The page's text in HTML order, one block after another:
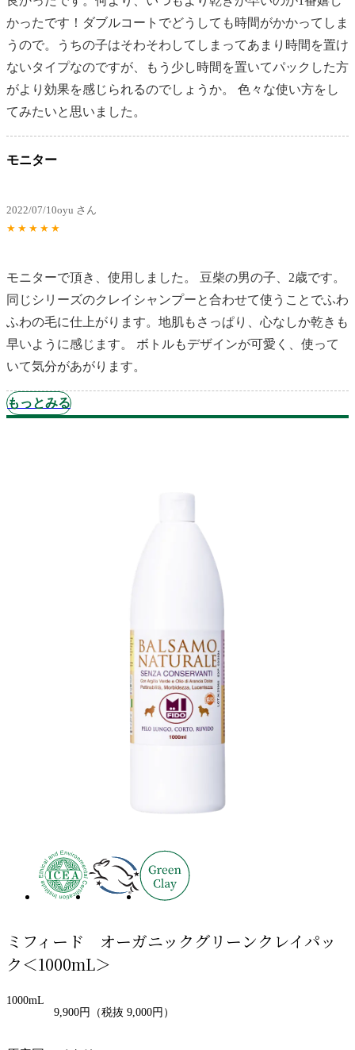
かったです！ダブルコートでどうしても時間がかかってしま
うので。うちの子はそわそわしてしまってあまり時間を置け
ないタイプなのですが、もう少し時間を置いてパックした方
がより効果を感じられるのでしょうか。 色々な使い方をし
てみたいと思いました。
モニター
2022/07/10oyu さん
★ ★ ★ ★ ★
モニターで頂き、使用しました。 豆柴の男の子、2歳です。
同じシリーズのクレイシャンプーと合わせて使うことでふわ
ふわの毛に仕上がります。地肌もさっぱり、心なしか乾きも
早いように感じます。 ボトルもデザインが可愛く、使って
いて気分があがります。
もっとみる
ミフィード オーガニックグリーンクレイパッ
ク＜1000mL＞
1000mL
9,900円
（税抜 9,000円）